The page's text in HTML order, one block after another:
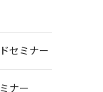
セミナー
ナー